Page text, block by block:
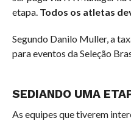
etapa. Todos os atletas
Segundo Danilo Muller, a
para eventos da Seleção
SEDIANDO UMA
As equipes que tiverem